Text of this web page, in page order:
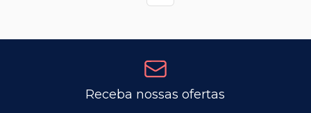
Receba nossas ofertas